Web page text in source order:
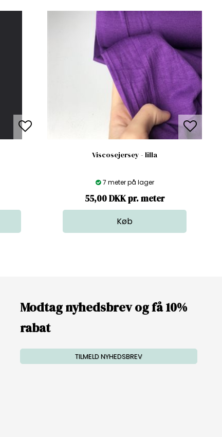
Viscosejersey - lilla
7 meter på lager
55,00 DKK pr. meter
Modtag nyhedsbrev og få 10%
rabat
TILMELD NYHEDSBREV